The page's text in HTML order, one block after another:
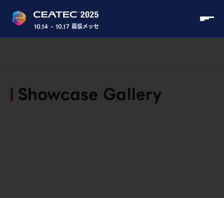
10.14 - 10.17 幕張メッセ
Showcase Gallery